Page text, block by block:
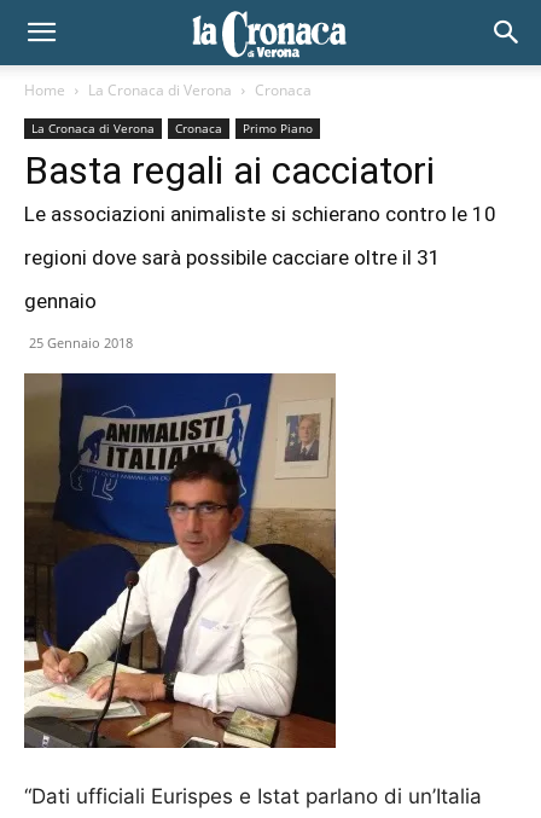
Home La Cronaca di Verona Cronaca
La Cronaca di Verona Cronaca Primo Piano
Basta regali ai cacciatori
Le associazioni animaliste si schierano contro le 10
regioni dove sarà possibile cacciare oltre il 31
gennaio
25 Gennaio 2018
“Dati ufficiali Eurispes e Istat parlano di un’Italia